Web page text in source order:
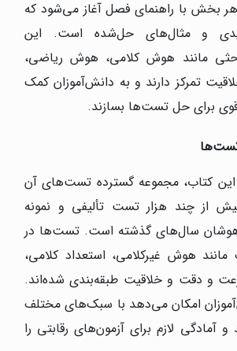
بخش با راهنمای فصل آغاز می‌شود که
و مثال‌های حل‌شده است. این
مانند هوش کلامی، هوش ریاضی،
تمرکز دارند و به دانش‌آموزان کمک
قوی برای حل تست‌ها بسازند.
این کتاب، مجموعه گسترده تست‌های آن
از چند هزار تست تألیفی و نمونه
سال‌های گذشته است. تست‌ها در
هوش غیرکلامی، استعداد کلامی،
و دقت و خلاقیت طبقه‌بندی شده‌اند.
امکان می‌دهد با سبک‌های مختلف
آمادگی لازم برای آزمون‌های رقابتی را